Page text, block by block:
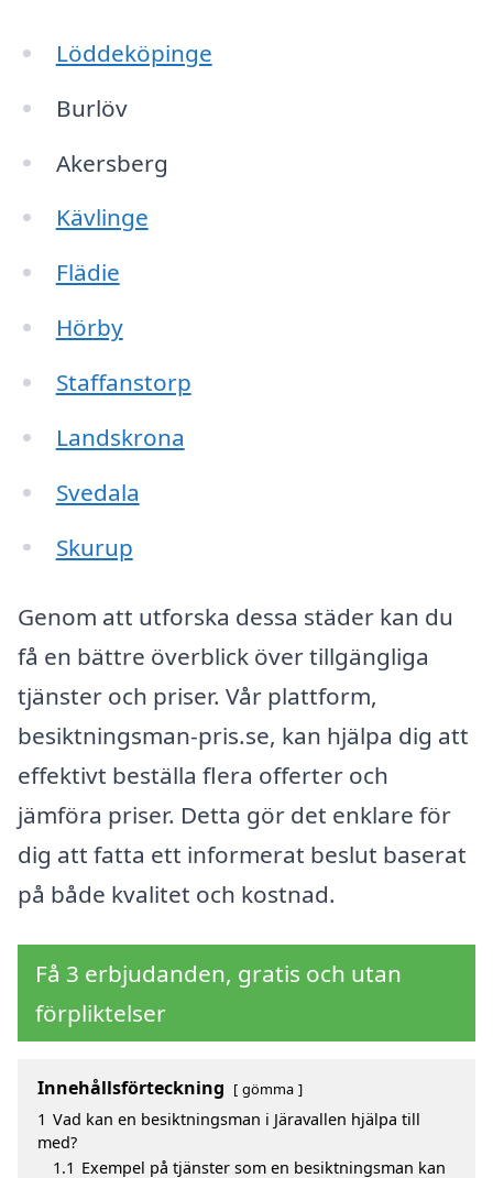
Löddeköpinge
Burlöv
Akersberg
Kävlinge
Flädie
Hörby
Staffanstorp
Landskrona
Svedala
Skurup
Genom att utforska dessa städer kan du
få en bättre överblick över tillgängliga
tjänster och priser. Vår plattform,
besiktningsman-pris.se, kan hjälpa dig att
effektivt beställa flera offerter och
jämföra priser. Detta gör det enklare för
dig att fatta ett informerat beslut baserat
på både kvalitet och kostnad.
Få 3 erbjudanden, gratis och utan
förpliktelser
Innehållsförteckning gömma
1 Vad kan en besiktningsman i Järavallen hjälpa till
med?
1.1 Exempel på tjänster som en besiktningsman kan